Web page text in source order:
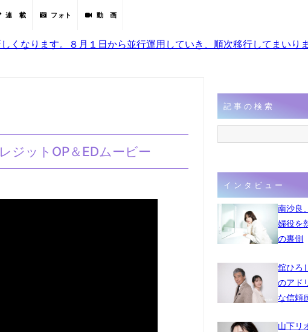
連 載 フォト 動 画
くなります。８月１日から並行運用していき、順次移行してまいりま
ジットOP＆EDムービー
記事の検索
インタビュー
南沙良
婦役を
の裏側
舘ひろ
のアド
な信頼
山下リ